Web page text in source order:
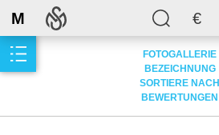
€
M
FOTOGALLERIE
BEZEICHNUNG
SORTIERE NACH
BEWERTUNGEN